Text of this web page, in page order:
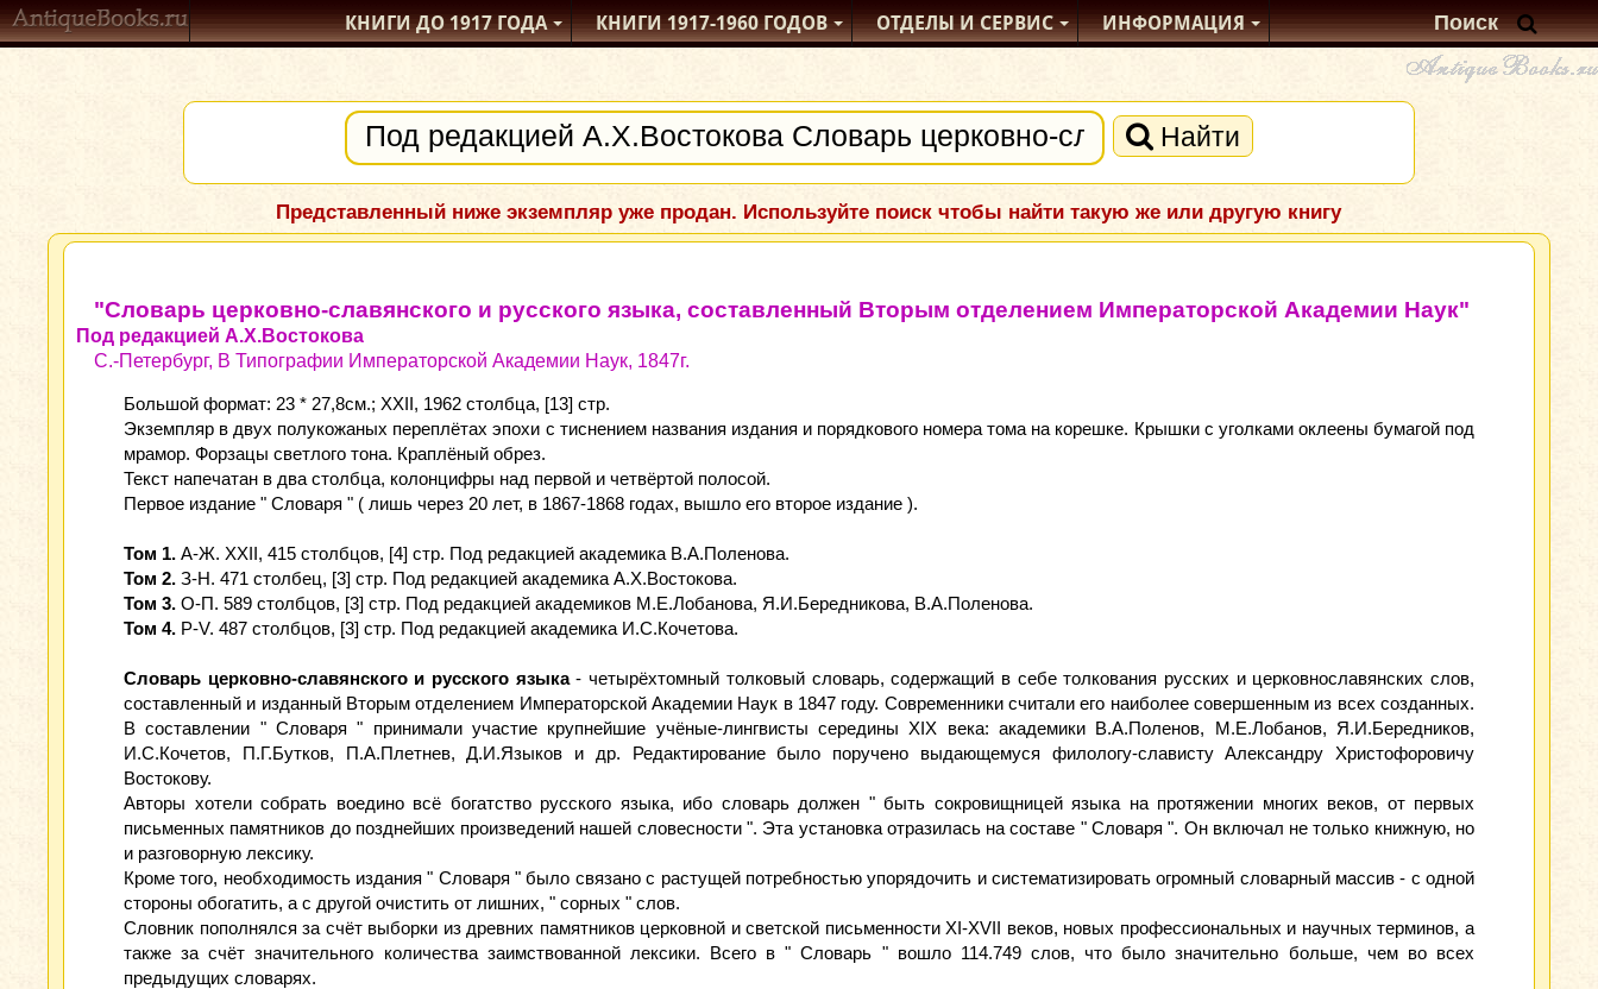
КНИГИ ДО 1917ГОДА КНИГИ1917-1960ГОДОВ ОТДЕЛЫИ СЕРВИС ИНФОРМАЦИЯ
Найти
Представленный ниже экземпляр уже продан. Используйте поиск чтобы найти такую же или другую книгу
"Словарь церковно-славянского и русского языка, составленный Вторым отделением Императорской Академии Наук"
Под редакцией А.Х.Востокова
С.-Петербург, В Типографии Императорской Академии Наук, 1847г.
Большой формат: 23 * 27,8см.; XXII, 1962 столбца, [13] стр.
Экземпляр в двух полукожаных переплётах эпохи с тиснением названия издания и порядкового номера тома на корешке. Крышки с уголками оклеены бумагой под
мрамор. Форзацы светлого тона. Краплёный обрез.
Текст напечатан в два столбца, колонцифры над первой и четвёртой полосой.
Первое издание " Словаря " ( лишь через 20 лет, в 1867-1868 годах, вышло его второе издание ).
Том 1. А-Ж. XXII, 415 столбцов, [4] стр. Под редакцией академика В.А.Поленова.
Том 2. З-Н. 471 столбец, [3] стр. Под редакцией академика А.Х.Востокова.
Том 3. О-П. 589 столбцов, [3] стр. Под редакцией академиков М.Е.Лобанова, Я.И.Бередникова, В.А.Поленова.
Том 4. Р-V. 487 столбцов, [3] стр. Под редакцией академика И.С.Кочетова.
Словарь церковно-славянского и русского языка- четырёхтомный толковый словарь, содержащий в себе толкования русских и церковнославянских слов,
составленный и изданный Вторым отделением Императорской Академии Наук в 1847 году. Современники считали его наиболее совершенным из всех созданных.
В составлении " Словаря " принимали участие крупнейшие учёные-лингвисты середины XIX века: академики В.А.Поленов, М.Е.Лобанов, Я.И.Бередников,
И.С.Кочетов, П.Г.Бутков, П.А.Плетнев, Д.И.Языков и др. Редактирование было поручено выдающемуся филологу-слависту Александру Христофоровичу
Востокову.
Авторы хотели собрать воедино всё богатство русского языка, ибо словарь должен " быть сокровищницей языка на протяжении многих веков, от первых
письменных памятников до позднейших произведений нашей словесности ". Эта установка отразилась на составе " Словаря ". Он включал не только книжную, но
и разговорную лексику.
Кроме того, необходимость издания " Словаря " было связано с растущей потребностью упорядочить и систематизировать огромный словарный массив - с одной
стороны обогатить, а с другой очистить от лишних, " сорных " слов.
Словник пополнялся за счёт выборки из древних памятников церковной и светской письменности XI-XVII веков, новых профессиональных и научных терминов, а
также за счёт значительного количества заимствованной лексики. Всего в " Словарь " вошло 114.749 слов, что было значительно больше, чем во всех
предыдущих словарях.